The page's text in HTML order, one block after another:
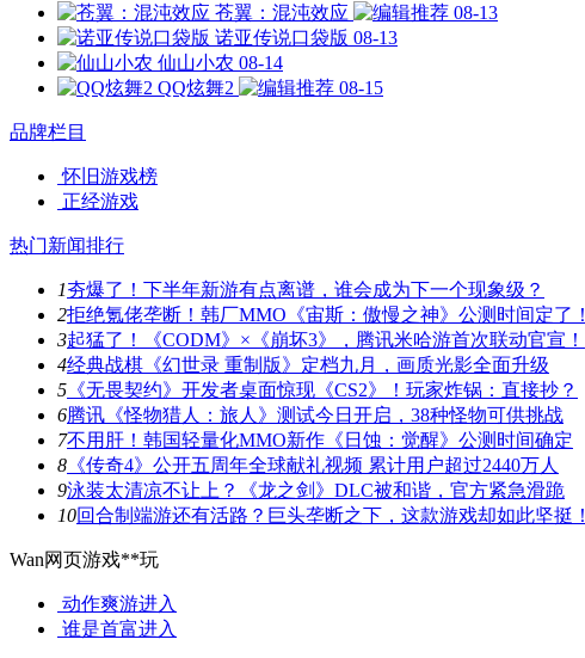
苍翼：混沌效应
08-13
诺亚传说口袋版 08-13
仙山小农 08-14
QQ炫舞2
08-15
品牌栏目
怀旧游戏榜
正经游戏
热门新闻排行
1夯爆了！下半年新游有点离谱，谁会成为下一个现象级？
2拒绝氪佬垄断！韩厂MMO《宙斯：傲慢之神》公测时间定了！
3起猛了！《CODM》×《崩坏3》，腾讯米哈游首次联动官宣！
4经典战棋《幻世录 重制版》定档九月，画质光影全面升级
5 《无畏契约》开发者桌面惊现《CS2》！玩家炸锅：直接抄？
6腾讯《怪物猎人：旅人》测试今日开启，38种怪物可供挑战
7不用肝！韩国轻量化MMO新作《日蚀：觉醒》公测时间确定
8 《传奇4》公开五周年全球献礼视频 累计用户超过2440万人
9泳装太清凉不让上？《龙之剑》DLC被和谐，官方紧急滑跪
10回合制端游还有活路？巨头垄断之下，这款游戏却如此坚挺！
Wan网页游戏**玩
动作爽游进入
谁是首富进入